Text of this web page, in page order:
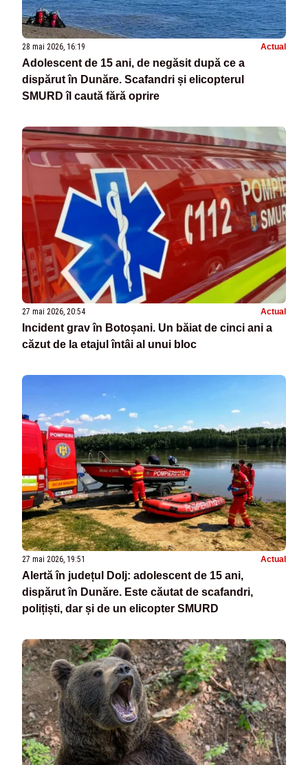
28 mai 2026, 16:19 Actual
Adolescent de 15 ani, de negăsit după ce a
dispărut în Dunăre. Scafandri și elicopterul
SMURD îl caută fără oprire
27 mai 2026, 20:54 Actual
Incident grav în Botoșani. Un băiat de cinci ani a
căzut de la etajul întâi al unui bloc
27 mai 2026, 19:51 Actual
Alertă în județul Dolj: adolescent de 15 ani,
dispărut în Dunăre. Este căutat de scafandri,
polițiști, dar și de un elicopter SMURD